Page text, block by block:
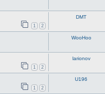
1 2
DMT
WooHoo
1 2
larionov
1 2
U196